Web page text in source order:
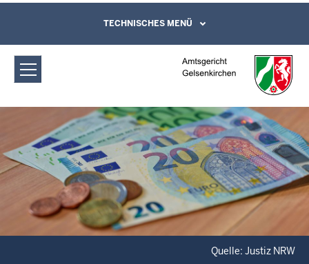
Amtsgericht Gelsenkirchen:
Elektronische Kostenmarke
Direkt zum Inhalt
Leichte Sprache, Gebärdensprachenvideo
und Kontaktformular
TECHNISCHES MENÜ
Quelle: Justiz NRW